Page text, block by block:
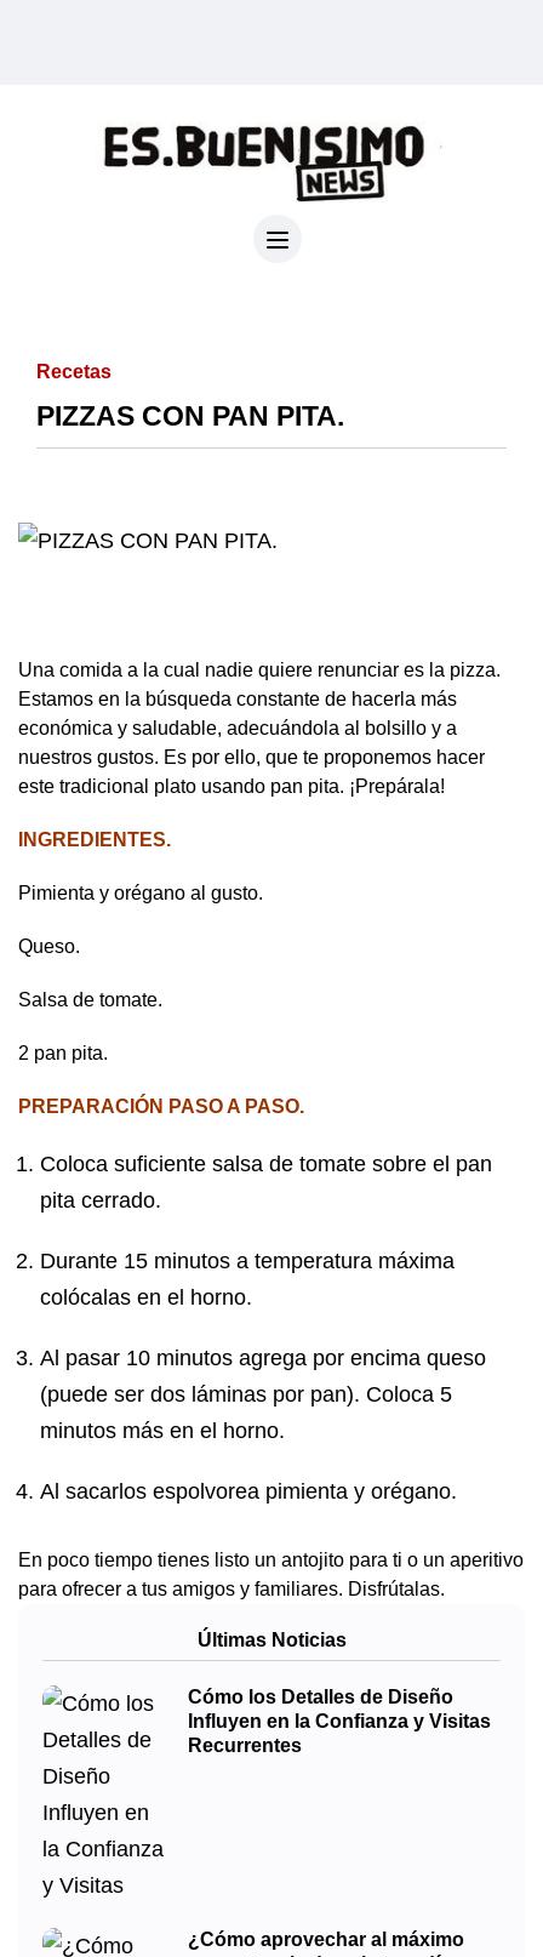
Recetas
PIZZAS CON PAN PITA.
Una comida a la cual nadie quiere renunciar es la pizza.
Estamos en la búsqueda constante de hacerla más
económica y saludable, adecuándola al bolsillo y a
nuestros gustos. Es por ello, que te proponemos hacer
este tradicional plato usando pan pita. ¡Prepárala!
INGREDIENTES.
Pimienta y orégano al gusto.
Queso.
Salsa de tomate.
2 pan pita.
PREPARACIÓN PASO A PASO.
Coloca suficiente salsa de tomate sobre el pan
pita cerrado.
Durante 15 minutos a temperatura máxima
colócalas en el horno.
Al pasar 10 minutos agrega por encima queso
(puede ser dos láminas por pan). Coloca 5
minutos más en el horno.
Al sacarlos espolvorea pimienta y orégano.
En poco tiempo tienes listo un antojito para ti o un aperitivo
para ofrecer a tus amigos y familiares. Disfrútalas.
Últimas Noticias
Cómo los Detalles de Diseño
Influyen en la Confianza y Visitas
Recurrentes
¿Cómo aprovechar al máximo